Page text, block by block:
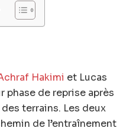
Hakimi et Lucas
de reprise après
terrains. Les deux
de l’entraînement